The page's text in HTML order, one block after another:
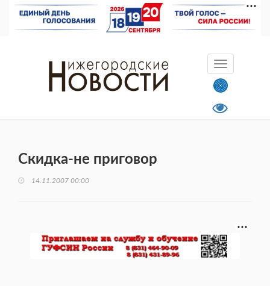
Скидка-не приговор
14.11.2007 00:00